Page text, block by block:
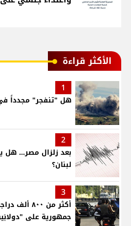
الأكثر قراءة
1
هل "تنفجر" مجدداً
2
بعد زلزال مصر...
لبنان؟
3
أكثر من
جمهورية على